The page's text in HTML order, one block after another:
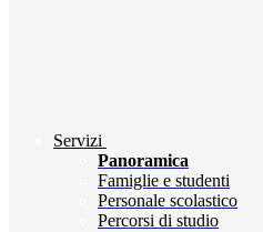
Servizi
Panoramica
Famiglie e studenti
Personale scolastico
Percorsi di studio